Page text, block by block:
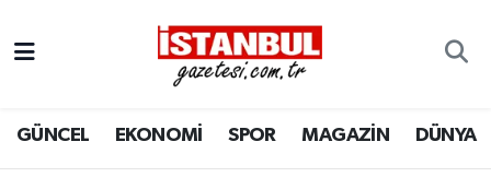
GÜNCEL EKONOMİ SPOR MAGAZİN DÜNYA
EKONOMİ
Nöbetçi Eczaneler
Hava Durumu